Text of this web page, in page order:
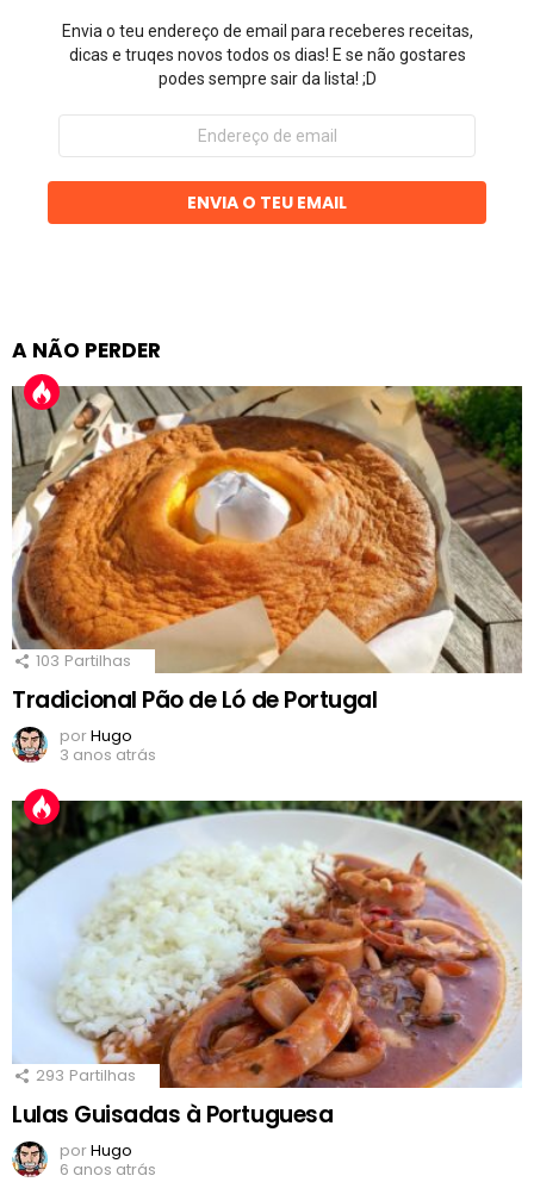
Envia o teu endereço de email para receberes receitas,
dicas e truqes novos todos os dias! E se não gostares
podes sempre sair da lista! ;D
Endereço
email
ENVIA O TEU EMAIL
A NÃO PERDER
103 Partilhas
Tradicional Pão de Ló de Portugal
porHugo
3 anos atrás
293 Partilhas
Lulas Guisadas à Portuguesa
porHugo
6 anos atrás